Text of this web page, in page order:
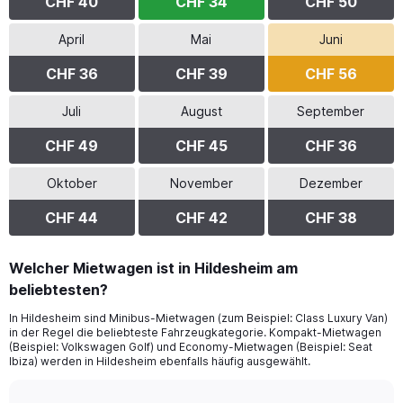
April
CHF 36
Mai
CHF 39
Juni
CHF 56
Juli
CHF 49
August
CHF 45
September
CHF 36
Oktober
CHF 44
November
CHF 42
Dezember
CHF 38
Welcher Mietwagen ist in Hildesheim am
beliebtesten?
In Hildesheim sind Minibus-Mietwagen (zum Beispiel: Class Luxury Van)
in der Regel die beliebteste Fahrzeugkategorie. Kompakt-Mietwagen
(Beispiel: Volkswagen Golf) und Economy-Mietwagen (Beispiel: Seat
Ibiza) werden in Hildesheim ebenfalls häufig ausgewählt.